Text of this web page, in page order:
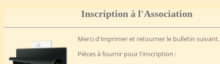
Inscription à l'Association
Merci d'imprimer et retourner le bulletin suivant.
Pièces à fournir pour l'inscription :